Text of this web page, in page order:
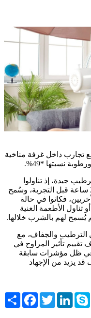
لأربع تجارب داخل غرفة مناخية
جيدة، إذ تناولوا
الكمية الموصى بها من السوائل خلال 24 ساعة قبل التجربة، وسُمح
فكانوا في حالة
الأطعمة الغنية
والجفاف، مع
تقييم تأثير المراوح في
في ظل مؤشرات سابقة
يزيد من الإجهاد
Share FacebookTwitter